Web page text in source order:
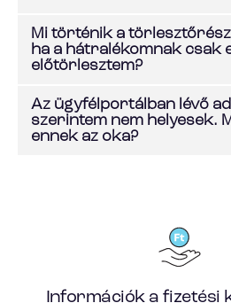
Mi történik a
ha a hátralékomnak csak
előtörlesztem?
Az ügyfélportálban lévő
szerintem nem helyesek.
ennek az oka?
Információk a fizetési